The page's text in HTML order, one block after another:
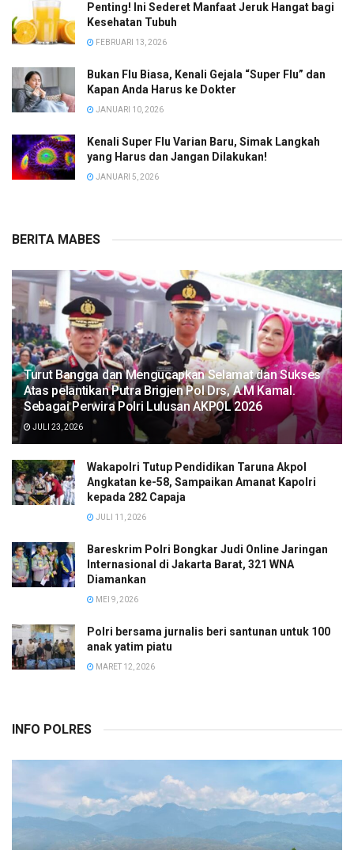
Penting! Ini Sederet Manfaat Jeruk Hangat bagi
Kesehatan Tubuh
FEBRUARI 13, 2026
Bukan Flu Biasa, Kenali Gejala “Super Flu” dan
Kapan Anda Harus ke Dokter
JANUARI 10, 2026
Kenali Super Flu Varian Baru, Simak Langkah
yang Harus dan Jangan Dilakukan!
JANUARI 5, 2026
BERITA MABES
Turut Bangga dan Mengucapkan Selamat dan Sukses
Atas pelantikan Putra Brigjen Pol Drs, A.M Kamal.
Sebagai Perwira Polri Lulusan AKPOL 2026
JULI 23, 2026
Wakapolri Tutup Pendidikan Taruna Akpol
Angkatan ke-58, Sampaikan Amanat Kapolri
kepada 282 Capaja
JULI 11, 2026
Bareskrim Polri Bongkar Judi Online Jaringan
Internasional di Jakarta Barat, 321 WNA
Diamankan
MEI 9, 2026
Polri bersama jurnalis beri santunan untuk 100
anak yatim piatu
MARET 12, 2026
INFO POLRES